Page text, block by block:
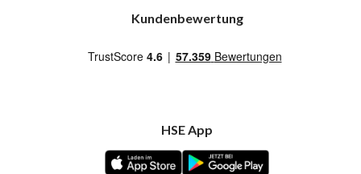
Kundenbewertung
HSE App